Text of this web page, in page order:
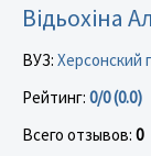
Відьохіна
ВУЗ: Херсонский
Рейтинг: 0/0 (0.0)
Всего отзывов: 0